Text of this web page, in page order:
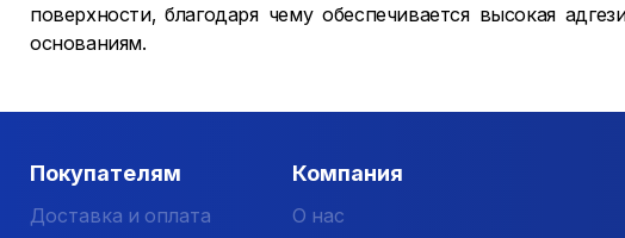
поверхности, благодаря чему обеспечивается высокая
основаниям.
Покупателям
Доставка и оплата
Компания
О нас